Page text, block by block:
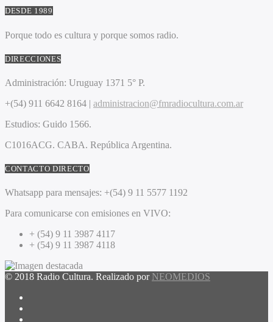
DESDE 1989
Porque todo es cultura y porque somos radio.
DIRECCIONES
Administración: Uruguay 1371 5° P.
+(54) 911 6642 8164 | administracion@fmradiocultura.com.ar
Estudios: Guido 1566.
C1016ACG. CABA. República Argentina.
CONTACTO DIRECTO
Whatsapp para mensajes: +(54) 9 11 5577 1192
Para comunicarse con emisiones en VIVO:
+ (54) 9 11 3987 4117
+ (54) 9 11 3987 4118
© 2018 Radio Cultura. Realizado por NEOMEDIOS